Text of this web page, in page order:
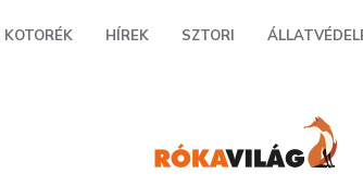
KOTORÉK HÍREK SZTORI